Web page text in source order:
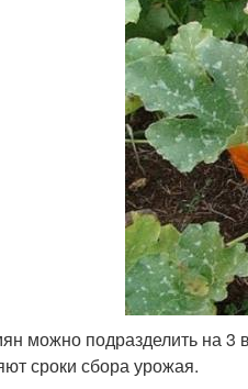
можно подразделить на 3
сроки сбора урожая.